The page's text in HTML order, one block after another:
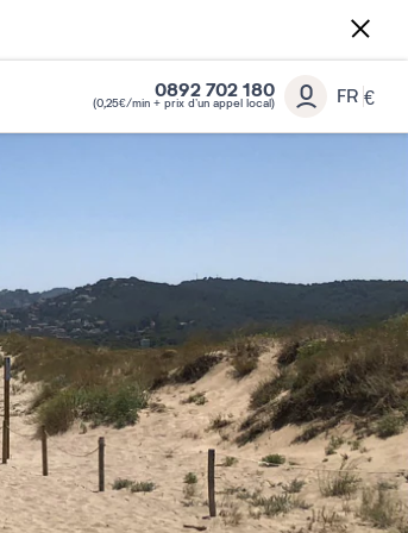
0892 702 180
(0,25€/min + prix d’un appel local) FR €